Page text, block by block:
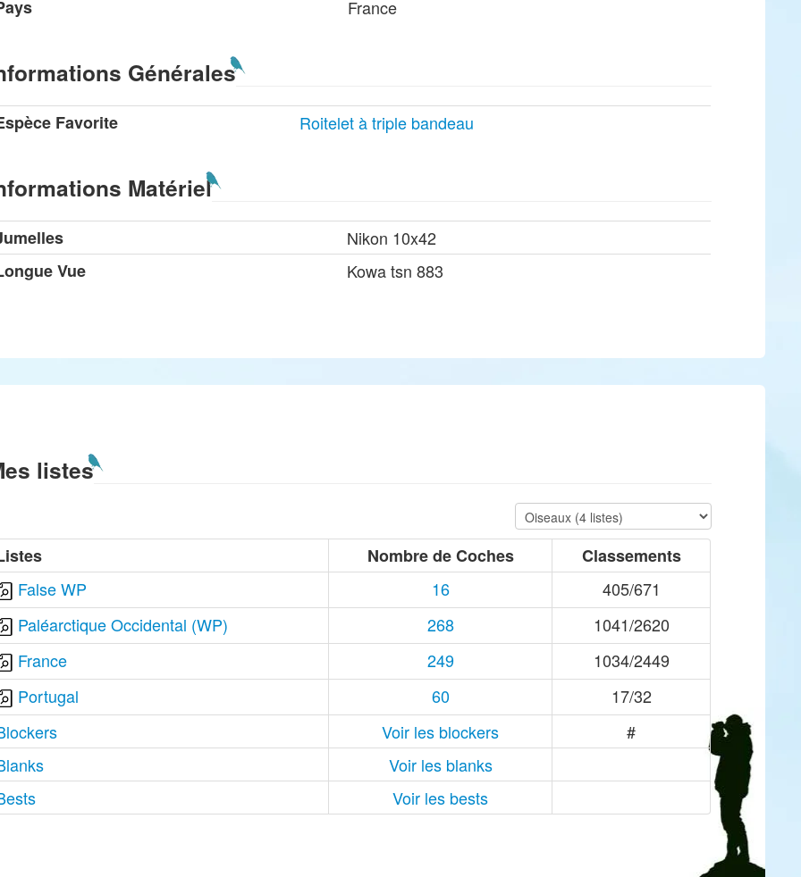
France
Générales
Favorite Roitelet à triple bandeau
Matériel
Nikon 10x42
Vue
Kowa tsn 883
listes
Nombre de Coches
Classements
False WP
16
405/671
Paléarctique Occidental (WP)
268
1041/2620
France
249
1034/2449
Portugal
60
17/32
Voir les blockers
#
Voir les blanks
Voir les bests